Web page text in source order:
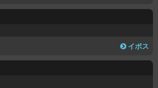
イポス